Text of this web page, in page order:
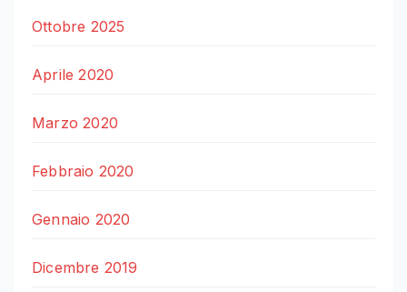
Ottobre 2025
Aprile 2020
Marzo 2020
Febbraio 2020
Gennaio 2020
Dicembre 2019